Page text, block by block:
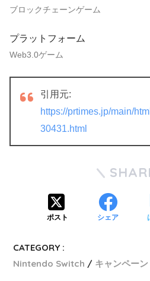
ブロックチェーンゲーム
プラットフォーム
Web3.0ゲーム
引用元:
https://prtimes.jp/main/
30431.html
ポスト シェア
CATEGORY :
Nintendo Switch
キャンペーン